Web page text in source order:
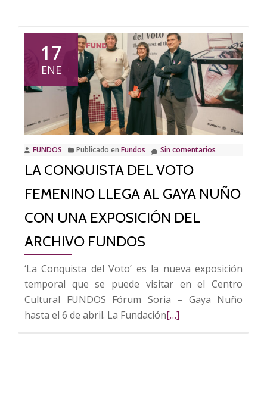
17
ENE
FUNDOS Publicado en Fundos Sin comentarios
LA CONQUISTA DEL VOTO
FEMENINO LLEGA AL GAYA NUÑO
CON UNA EXPOSICIÓN DEL
ARCHIVO FUNDOS
‘La Conquista del Voto’ es la nueva exposición
temporal que se puede visitar en el Centro
Cultural FUNDOS Fórum Soria – Gaya Nuño
hasta el 6 de abril. La FundaciónLeer
del
[…]